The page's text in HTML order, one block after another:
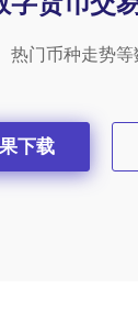
热门币种走势等
下载